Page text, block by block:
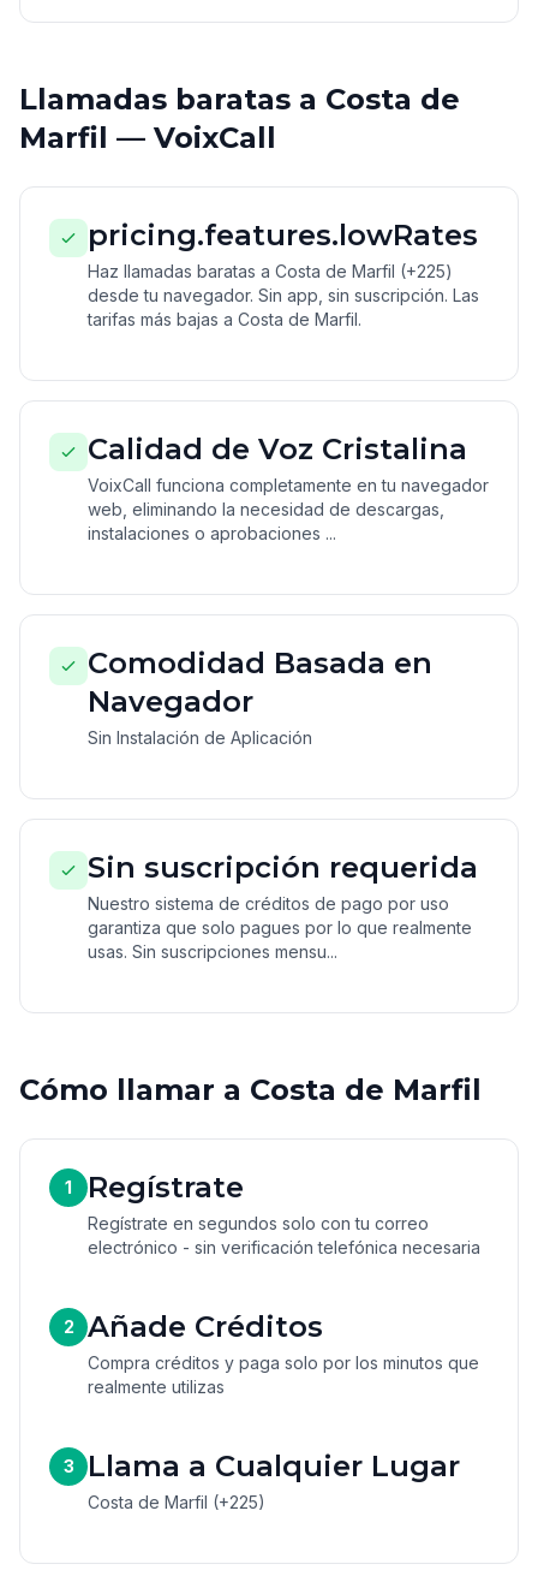
Llamadas baratas a Costa de
Marfil — VoixCall
pricing.features.lowRates
Haz llamadas baratas a Costa de Marfil (+225)
desde tu navegador. Sin app, sin suscripción. Las
tarifas más bajas a Costa de Marfil.
Calidad de Voz Cristalina
VoixCall funciona completamente en tu navegador
web, eliminando la necesidad de descargas,
instalaciones o aprobaciones ...
Comodidad Basada en
Navegador
Sin Instalación de Aplicación
Sin suscripción requerida
Nuestro sistema de créditos de pago por uso
garantiza que solo pagues por lo que realmente
usas. Sin suscripciones mensu...
Cómo llamar a Costa de Marfil
1 Regístrate
Regístrate en segundos solo con tu correo
electrónico - sin verificación telefónica necesaria
2 Añade Créditos
Compra créditos y paga solo por los minutos que
realmente utilizas
3 Llama a Cualquier Lugar
Costa de Marfil (+225)